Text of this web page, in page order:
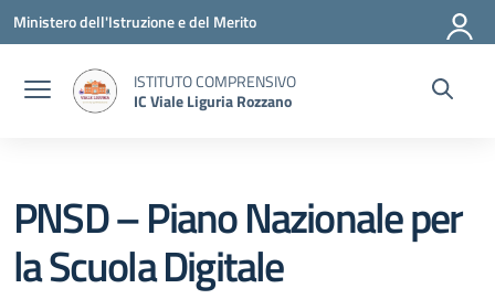
Vai ai contenuti
Vai al menu di navigazione
Vai al footer
Ministero dell'Istruzione e del Merito
ISTITUTO COMPRENSIVO
IC Viale Liguria Rozzano
PNSD – Piano Nazionale per
la Scuola Digitale